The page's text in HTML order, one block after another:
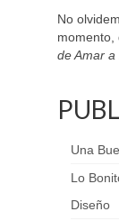
No
momento,
de Amar a
Una
Lo
Diseño